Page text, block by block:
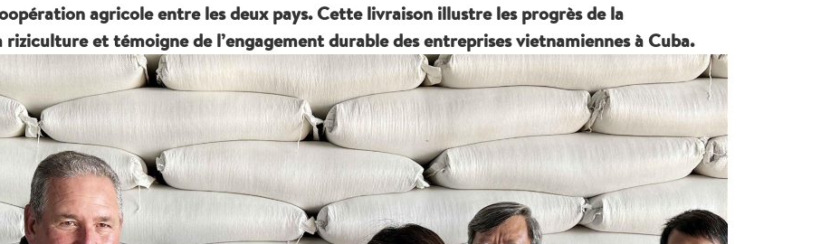
agricole entre les deux pays. Cette livraison illustre les progrès de la
et témoigne de l’engagement durable des entreprises vietnamiennes à Cuba.